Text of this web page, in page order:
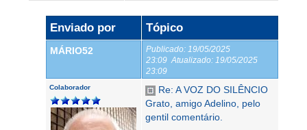
Enviado por Tópico
MÁRIO52 Publicado: 19/05/2025
23:09 Atualizado: 19/05/2025
23:09
Colaborador
Re: A VOZ DO SILÊNCIO
Grato, amigo Adelino, pelo
gentil comentário.